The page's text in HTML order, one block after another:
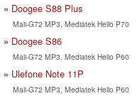
Doogee S88 Plus
Mali-G72 MP3, Mediatek Helio P70
Doogee S86
Mali-G72 MP3, Mediatek Helio P60
Ulefone Note 11P
Mali-G72 MP3, Mediatek Helio P60